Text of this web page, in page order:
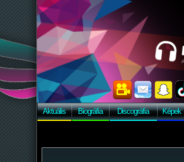
Aktuális Biográfia Discográfia Képek